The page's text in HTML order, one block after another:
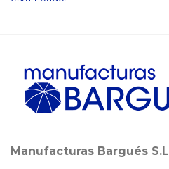
Manufacturas Bargués S.L